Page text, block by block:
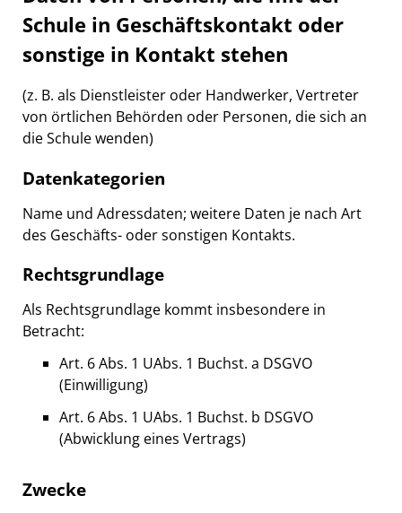
Schule in Geschäftskontakt oder
sonstige in Kontakt stehen
(z. B. als Dienstleister oder Handwerker, Vertreter
von örtlichen Behörden oder Personen, die sich an
die Schule wenden)
Datenkategorien
Name und Adressdaten; weitere Daten je nach Art
des Geschäfts- oder sonstigen Kontakts.
Rechtsgrundlage
Als Rechtsgrundlage kommt insbesondere in
Betracht:
Art. 6 Abs. 1 UAbs. 1 Buchst. a DSGVO
(Einwilligung)
Art. 6 Abs. 1 UAbs. 1 Buchst. b DSGVO
(Abwicklung eines Vertrags)
Zwecke